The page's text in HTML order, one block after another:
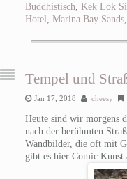
Buddhistisch Kek Lok Si
Hotel
Marina Bay Sands,
Tempel und
Jan 17, 2018 cheesy
Heute sind wir morgens
nach der berühmten
Wandbilder, die oft mit
gibt es hier Comic Kunst